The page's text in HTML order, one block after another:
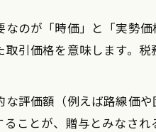
のが「時価」と「実勢
引価格を意味します。
評価額（例えば路線価
ことが、贈与とみなされ